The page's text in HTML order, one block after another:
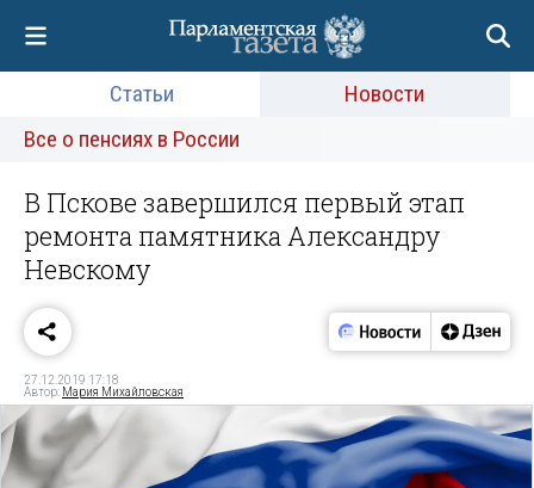
Статьи
Новости
Все о пенсиях в России
В Пскове завершился первый этап
ремонта памятника Александру
Невскому
27.12.2019 17:18
Автор: Мария Михайловская